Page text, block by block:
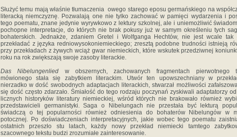
Służyć temu mają właśnie tłumaczenia owego starego eposu germańskiego na
literacką niemczyznę. Pozwalają one nie tylko zachować w pamięci wydarzenia i
tego poematu, znane jedynie wyrywkowo z lektury szkolnej, ale i uniemożliwić
pochopne interpretacje, do których nie brak pokusy już w samym określeniu tych
bohaterskich. Jednakże, zdaniem Gretel i Wolfganga Hechtów, nie jest wcale tak
przekładać z języka redniowysokoniemieckiego; zresztą podobne trudności istnieją
przy przekładach z żywych wciąż gwar niemieckich, które wskutek przedziwnej
roku na rok zwiększają swoje zasoby literackie.
Das Nibelungenlied w obszernych, zachowanych fragmentach pierwotnego
mówionego stała się zabytkiem literackim. Utwór ten upowszechniany w
nierzadko w dość swobodnych adaptacjach literackich, stwarzał możliwości
się dość często zdarzało. Śmiałość do tego rodzaju poczynań zyskiwali adaptatorzy
licznych historyków literatury niemieckiej, wśród których nie brakowało również
przedstawicieli germanistyki. Saga o Nibelungach nie przestała być lekturą
świadczą o tej popularności również odniesienia do bohaterów Nibelungów w
potocznej. Po doświadczeniach interpretacyjnych, jakie wobec tego poematu
ostatnich przeszło stu latach, każdy nowy przekład niemiecki tamtego
szacownego tekstu budzi zrozumiałe zainteresowanie.